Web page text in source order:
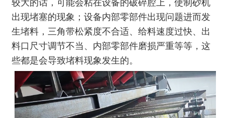
较大的话，可能会粘在设备的破碎腔上，使制砂机
出现堵塞的现象；设备内部零部件出现问题进而发
生堵料，三角带松紧度不合适、给料速度过快、出
料口尺寸调节不当、内部零部件磨损严重等等，这
些都是会导致堵料现象发生的。